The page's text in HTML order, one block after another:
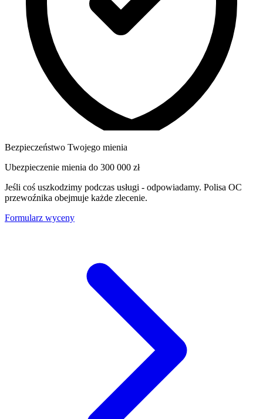
Bezpieczeństwo Twojego mienia
Ubezpieczenie mienia do 300 000 zł
Jeśli coś uszkodzimy podczas usługi - odpowiadamy. Polisa OC
przewoźnika obejmuje każde zlecenie.
Formularz wyceny